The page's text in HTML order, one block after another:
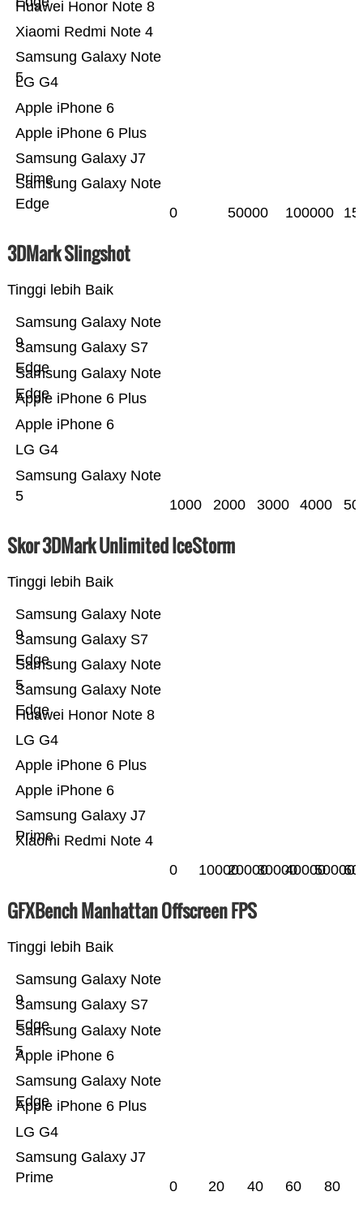
Samsung Galaxy Note
Edge
Samsung Galaxy J7
Prime
Apple iPhone 6 Plus
Apple iPhone 6
LG G4
Samsung Galaxy Note
5
Xiaomi Redmi Note 4
Huawei Honor Note 8
0 50000 100000
3DMark Slingshot
Tinggi lebih Baik
Samsung Galaxy Note
5
LG G4
Apple iPhone 6
Apple iPhone 6 Plus
Samsung Galaxy Note
Edge
Samsung Galaxy S7
Edge
Samsung Galaxy Note
9
1000 2000 3000 4000
Skor 3DMark Unlimited IceStorm
Tinggi lebih Baik
Xiaomi Redmi Note 4
Samsung Galaxy J7
Prime
Apple iPhone 6
Apple iPhone 6 Plus
LG G4
Huawei Honor Note 8
Samsung Galaxy Note
Edge
Samsung Galaxy Note
5
Samsung Galaxy S7
Edge
Samsung Galaxy Note
9
0 1000020000300004000050000
GFXBench Manhattan Offscreen FPS
Tinggi lebih Baik
Samsung Galaxy J7
Prime
LG G4
Apple iPhone 6 Plus
Samsung Galaxy Note
Edge
Apple iPhone 6
Samsung Galaxy Note
5
Samsung Galaxy S7
Edge
Samsung Galaxy Note
9
0 20 40 60 80